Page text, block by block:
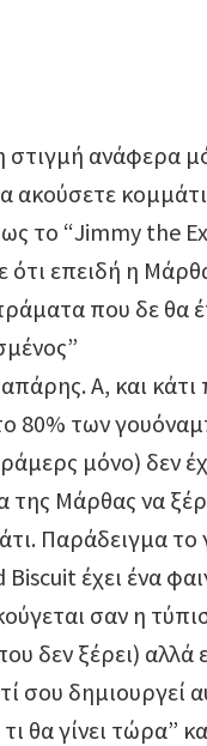
στιγμή ανάφερα
ακούσετε
το “Jimmy the
ότι επειδή η
που δε θα
Α, και κάτι
80% των
μόνο) δεν
της Μάρθας να
Παράδειγμα
έχει ένα
σαν η
δεν ξέρει) αλλά
σου δημιουργεί
θα γίνει τώρα”